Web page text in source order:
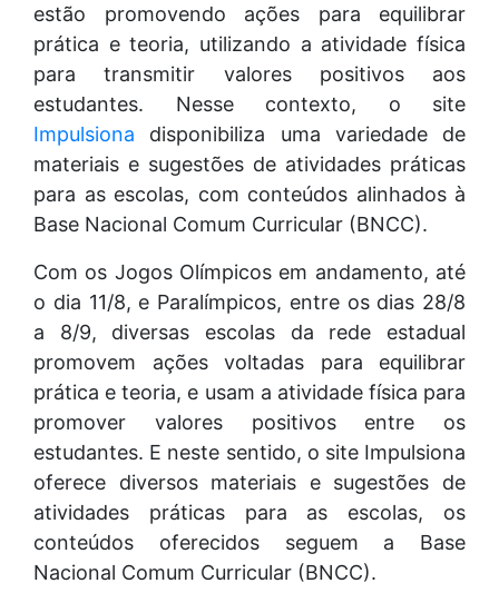
estão promovendo ações para equilibrar
prática e teoria, utilizando a atividade física
para transmitir valores positivos aos
estudantes. Nesse contexto, o site
Impulsiona disponibiliza uma variedade de
materiais e sugestões de atividades práticas
para as escolas, com conteúdos alinhados à
Base Nacional Comum Curricular (BNCC).
Com os Jogos Olímpicos em andamento, até
o dia 11/8, e Paralímpicos, entre os dias 28/8
a 8/9, diversas escolas da rede estadual
promovem ações voltadas para equilibrar
prática e teoria, e usam a atividade física para
promover valores positivos entre os
estudantes. E neste sentido, o site Impulsiona
oferece diversos materiais e sugestões de
atividades práticas para as escolas, os
conteúdos oferecidos seguem a Base
Nacional Comum Curricular (BNCC).